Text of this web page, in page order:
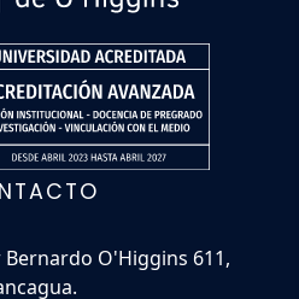
O'Higgins 611,